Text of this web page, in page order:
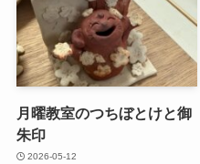
月曜教室のつちぼとけと御
朱印
2026-05-12